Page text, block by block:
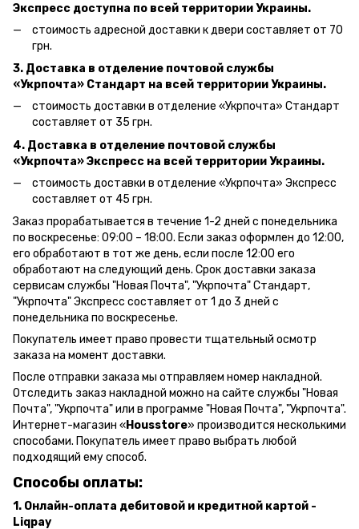
Экспресс доступна по всей территории Украины.
стоимость адресной доставки к двери составляет от 70
грн.
3. Доставка в отделение почтовой службы
«Укрпочта» Стандарт на всей территории Украины.
стоимость доставки в отделение «Укрпочта» Стандарт
составляет от 35 грн.
4. Доставка в отделение почтовой службы
«Укрпочта» Экспресс на всей территории Украины.
стоимость доставки в отделение «Укрпочта» Экспресс
составляет от 45 грн.
Заказ прорабатывается в течение 1-2 дней с понедельника
по воскресенье: 09:00 – 18:00. Если заказ оформлен до 12:00,
его обработают в тот же день, если после 12:00 его
обработают на следующий день. Срок доставки заказа
сервисам службы "Новая Почта", "Укрпочта" Стандарт,
"Укрпочта" Экспресс составляет от 1 до 3 дней с
понедельника по воскресенье.
Покупатель имеет право провести тщательный осмотр
заказа на момент доставки.
После отправки заказа мы отправляем номер накладной.
Отследить заказ накладной можно на сайте службы "Новая
Почта", "Укрпочта" или в программе "Новая Почта", "Укрпочта".
Интернет-магазин «Housstore» производится несколькими
способами. Покупатель имеет право выбрать любой
подходящий ему способ.
Способы оплаты:
1. Онлайн-оплата дебитовой и кредитной картой -
Liqpay